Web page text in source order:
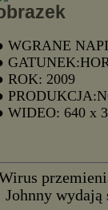
WGRANE
ROK: 2009
WIDEO: 640 x
Johnny